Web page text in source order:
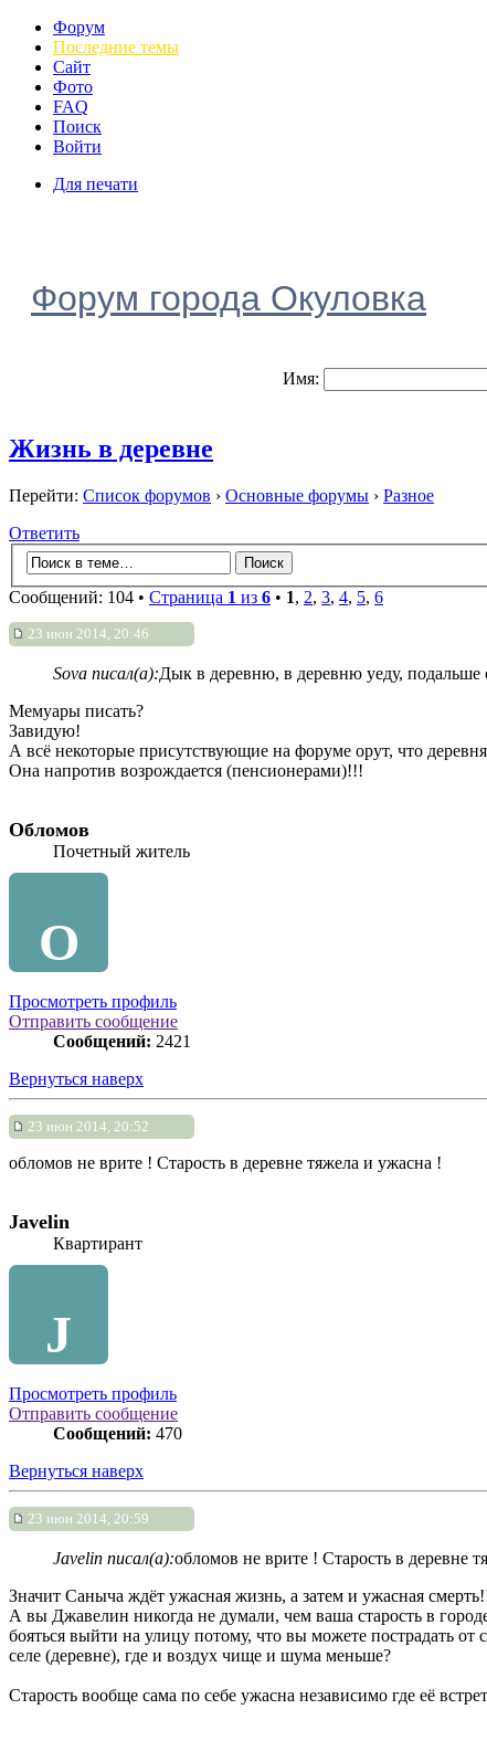
Форум
Последние темы
Сайт
Фото
FAQ
Поиск
Войти
Для печати
Форум города Окуловка
Имя:
Жизнь в деревне
Перейти: Список форумов › Основные форумы › Разное
Ответить
Сообщений: 104 • Страница 1 из 6 • 1, 2, 3, 4, 5, 6
23 июн 2014, 20:46
Sova писал(а):Дык в деревню, в деревню уеду, подальше
Мемуары писать?
Завидую!
А всё некоторые присутствующие на форуме орут, что
Она напротив возрождается (пенсионерами)!!!
Обломов
Почетный житель
О
Просмотреть профиль
Отправить сообщение
Сообщений: 2421
Вернуться наверх
23 июн 2014, 20:52
обломов не врите ! Старость в деревне тяжела и ужасна !
Javelin
Квартирант
J
Просмотреть профиль
Отправить сообщение
Сообщений: 470
Вернуться наверх
23 июн 2014, 20:59
Javelin писал(а):обломов не врите ! Старость в деревне
Значит Саныча ждёт ужасная жизнь, а затем и ужасная
А вы Джавелин никогда не думали, чем ваша старость в
бояться выйти на улицу потому, что вы можете пострадать
селе (деревне), где и воздух чище и шума меньше?
Старость вообще сама по себе ужасна независимо где её